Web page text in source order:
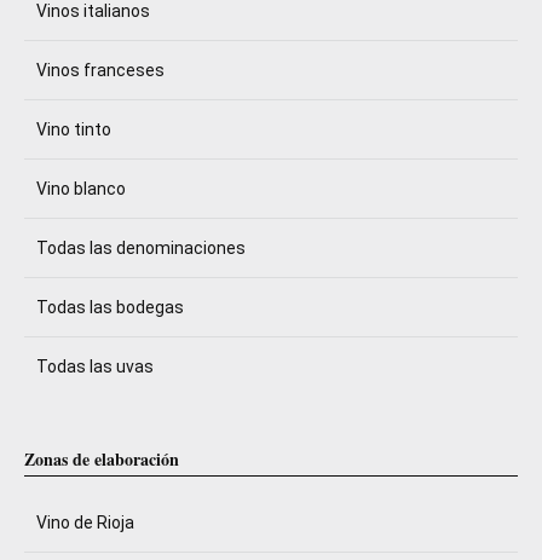
Vinos italianos
Vinos franceses
Vino tinto
Vino blanco
Todas las denominaciones
Todas las bodegas
Todas las uvas
Zonas de elaboración
Vino de Rioja